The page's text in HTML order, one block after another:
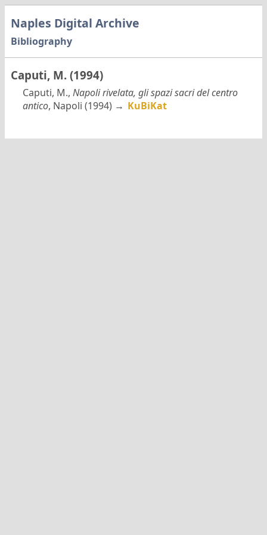
Naples Digital Archive
Bibliography
Caputi, M. (1994)
Caputi, M., Napoli rivelata, gli spazi sacri del centro
antico, Napoli (1994) → KuBiKat